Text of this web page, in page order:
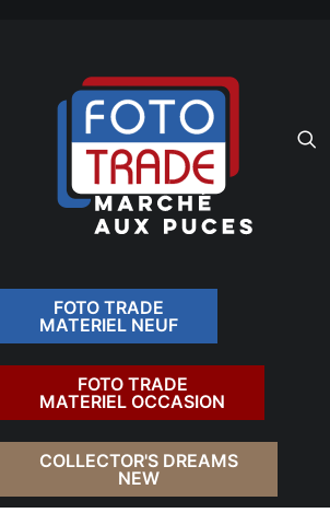
FOTO TRADE
MATERIEL NEUF
FOTO TRADE
MATERIEL OCCASION
COLLECTOR'S DREAMS
NEW
RETOUR